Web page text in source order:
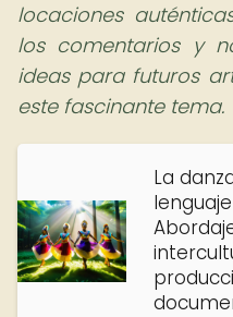
locaciones
los comentarios y
ideas para futuros
este fascinante tema.
La